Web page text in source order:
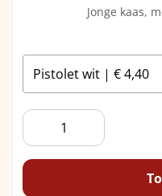
Jonge kaas,
Jonge
Kaas
aantal